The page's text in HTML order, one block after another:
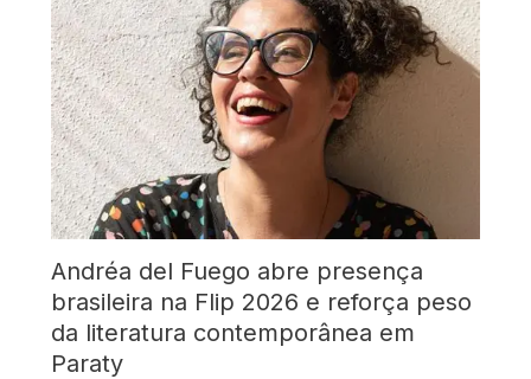
Andréa del Fuego abre presença
brasileira na Flip 2026 e reforça peso
da literatura contemporânea em
Paraty